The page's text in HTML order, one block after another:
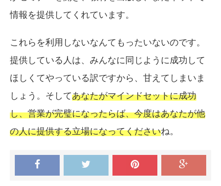
情報を提供してくれています。
これらを利用しないなんてもったいないのです。
提供している人は、みんなに同じように成功して
ほしくてやっている訳ですから、甘えてしまいま
しょう。そしてあなたがマインドセットに成功
し、営業が完璧になったらば、今度はあなたが他
の人に提供する立場になってくださいね。